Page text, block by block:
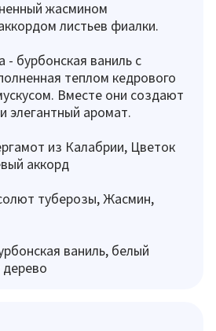
жасмином
листьев фиалки.
- бурбонская ваниль с
теплом кедрового
Вместе они создают
элегантный аромат.
из Калабрии, Цветок
аккорд
туберозы, Жасмин,
ваниль, белый
дерево